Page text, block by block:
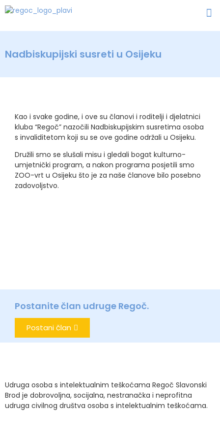
Nadbiskupijski susreti u Osijeku
Kao i svake godine, i ove su članovi i roditelji i djelatnici
kluba “Regoč” nazočili Nadbiskupijskim susretima osoba
s invaliditetom koji su se ove godine održali u Osijeku.
Družili smo se slušali misu i gledali bogat kulturno-
umjetnički program, a nakon programa posjetili smo
ZOO-vrt u Osijeku što je za naše članove bilo posebno
zadovoljstvo.
Postanite član udruge Regoč.
Postani član
Udruga osoba s intelektualnim teškoćama Regoč Slavonski
Brod je dobrovoljna, socijalna, nestranačka i neprofitna
udruga civilnog društva osoba s intelektualnim teškoćama.